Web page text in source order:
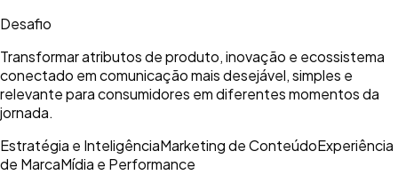
Desafio
Transformar atributos de produto, inovação e ecossistema
conectado em comunicação mais desejável, simples e
relevante para consumidores em diferentes momentos da
jornada.
Estratégia e InteligênciaMarketing de ConteúdoExperiência
de MarcaMídia e Performance